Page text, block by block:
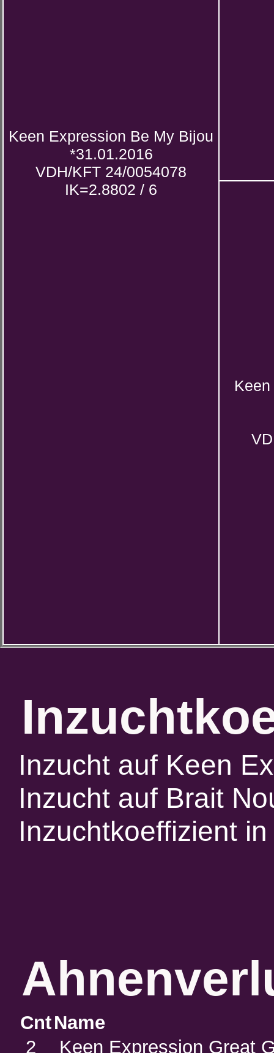
Keen Expression Be My Bijou
*31.01.2016
VDH/KFT 24/0054078
IK=2.8802 / 6
Inzucht auf Keen
Inzucht auf Brait
Inzuchtkoeffizient
CntName
2
Keen Expression Great